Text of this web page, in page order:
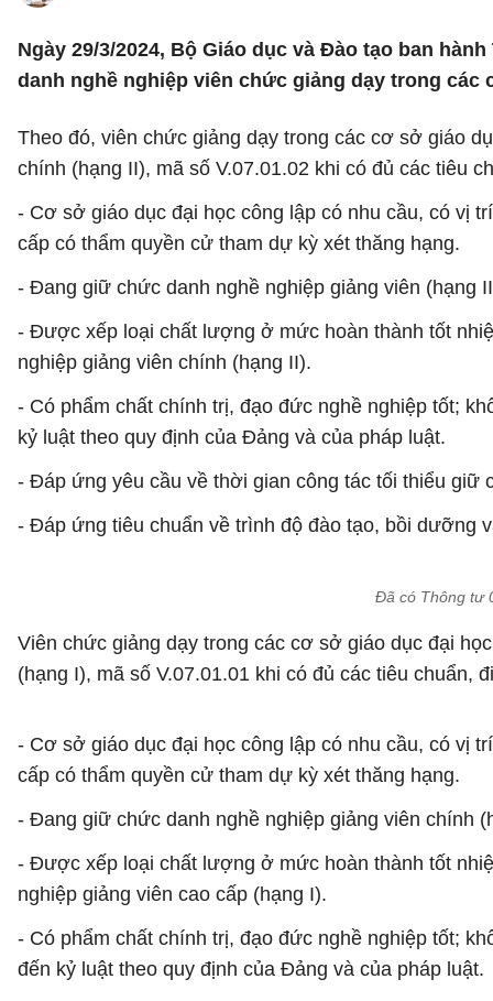
Ngày 29/3/2024, Bộ Giáo dục và Đào tạo ban
danh nghề nghiệp viên chức giảng dạy trong
Theo đó, viên chức giảng dạy trong các cơ sở giáo
chính (hạng II), mã số V.07.01.02 khi có đủ các tiêu
- Cơ sở giáo dục đại học công lập có nhu cầu, có vị
cấp có thẩm quyền cử tham dự kỳ xét thăng hạng.
- Đang giữ chức danh nghề nghiệp giảng viên (hạng
- Được xếp loại chất lượng ở mức hoàn thành tốt
nghiệp giảng viên chính (hạng II).
- Có phẩm chất chính trị, đạo đức nghề nghiệp tốt;
kỷ luật theo quy định của Đảng và của pháp luật.
- Đáp ứng yêu cầu về thời gian công tác tối thiểu giữ
- Đáp ứng tiêu chuẩn về trình độ đào tạo, bồi dưỡng
Đã có Thông tư
Viên chức giảng dạy trong các cơ sở giáo dục đại
(hạng I), mã số V.07.01.01 khi có đủ các tiêu chuẩn,
- Cơ sở giáo dục đại học công lập có nhu cầu, có vị
cấp có thẩm quyền cử tham dự kỳ xét thăng hạng.
- Đang giữ chức danh nghề nghiệp giảng viên chính
- Được xếp loại chất lượng ở mức hoàn thành tốt
nghiệp giảng viên cao cấp (hạng I).
- Có phẩm chất chính trị, đạo đức nghề nghiệp tốt;
đến kỷ luật theo quy định của Đảng và của pháp luật.